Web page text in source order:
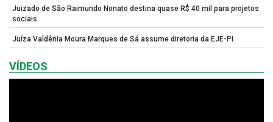
Juizado de São Raimundo Nonato destina quase R$ 40 mil para projetos
sociais
Juíza Valdênia Moura Marques de Sá assume diretoria da EJE-PI
VÍDEOS